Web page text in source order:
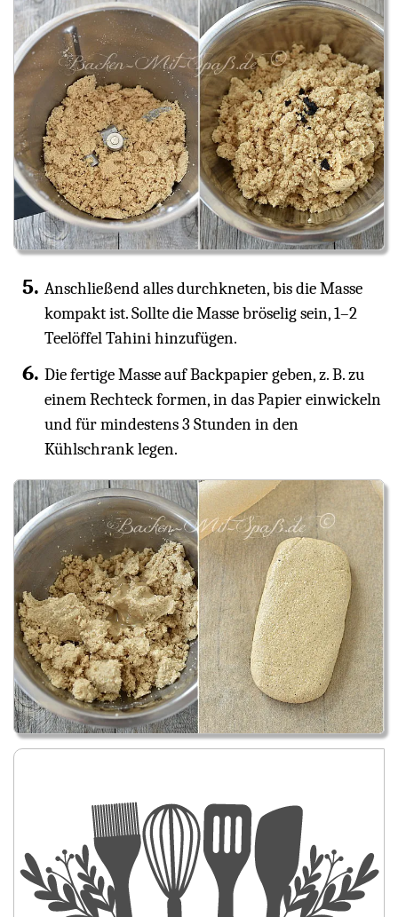
Anschließend alles durchkneten, bis die Masse
kompakt ist. Sollte die Masse bröselig sein, 1–2
Teelöffel Tahini hinzufügen.
Die fertige Masse auf Backpapier geben, z. B. zu
einem Rechteck formen, in das Papier einwickeln
und für mindestens 3 Stunden in den
Kühlschrank legen.